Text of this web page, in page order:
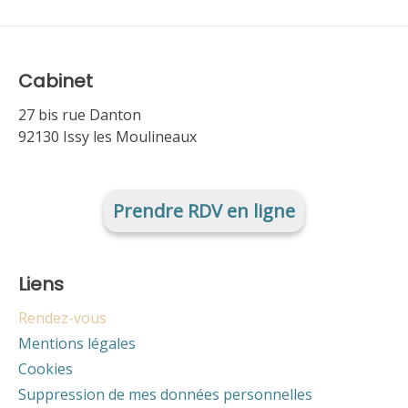
Cabinet
27 bis rue Danton
92130 Issy les Moulineaux
Prendre RDV en ligne
Liens
Rendez-vous
Mentions légales
Cookies
Suppression de mes données personnelles